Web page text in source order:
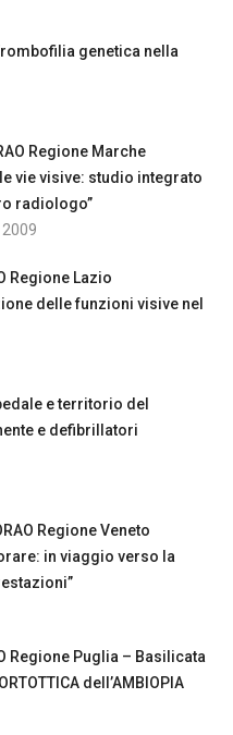
genetica nella
Regione Marche
vie visive: studio integrato
radiologo”
Regione Lazio
delle funzioni visive nel
e territorio del
e defibrillatori
Regione Veneto
in viaggio verso la
Regione Puglia – Basilicata
dell’AMBIOPIA